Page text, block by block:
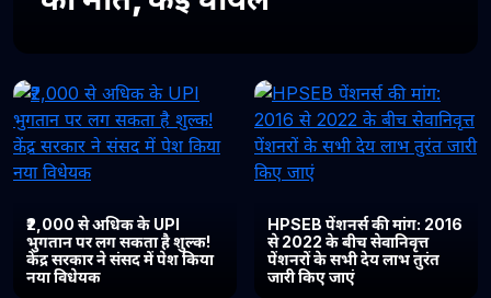
₹2,000 से अधिक के UPI
भुगतान पर लग सकता है शुल्क!
केंद्र सरकार ने संसद में पेश किया
नया विधेयक
HPSEB पेंशनर्स की मांग: 2016
से 2022 के बीच सेवानिवृत्त
पेंशनरों के सभी देय लाभ तुरंत
जारी किए जाएं